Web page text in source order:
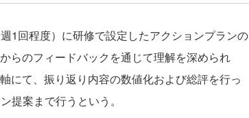
1回程度）に研修で設定したアクションプランの
らのフィードバックを通じて理解を深められ
にて、振り返り内容の数値化および総評を行っ
提案まで行うという。